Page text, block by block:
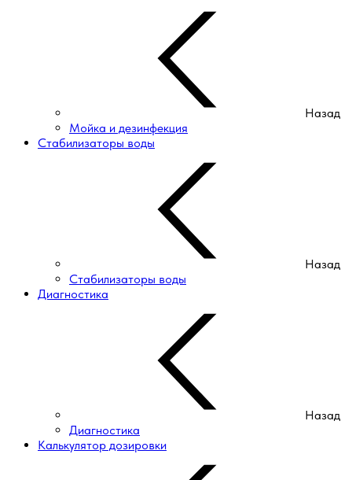
Назад
Мойка и дезинфекция
Стабилизаторы воды
Назад
Стабилизаторы воды
Диагностика
Назад
Диагностика
Калькулятор дозировки